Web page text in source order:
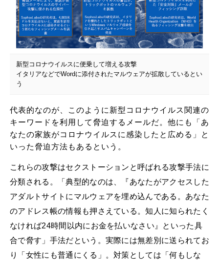
新型コロナウイルスに便乗して増える攻撃
イタリアなどでWordに添付されたマルウェアが拡散しているとい
う
代表的なのが、このように新型コロナウイルス関連の
キーワードを利用して脅迫するメールだ。他にも「あ
なたの家族がコロナウイルスに感染したと広める」と
いった脅迫方法もあるという。
これらの攻撃はセクストーションと呼ばれる攻撃手法に
分類される。「典型的なのは、『あなたがアクセスした
アダルトサイトにマルウェアを埋め込んである。あなた
のアドレス帳の情報も押さえている。知人に知られたく
なければ24時間以内にお金を払いなさい』といった具
合で脅す」手法だという。実際には無差別に送られてお
り「女性にも普通にくる」。対策としては「何もしな